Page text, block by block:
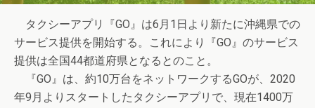
タクシーアプリ『GO』は6月1日より新たに沖縄県での
サービス提供を開始する。これにより『GO』のサービス
提供は全国44都道府県となるとのこと。
『GO』は、約10万台をネットワークするGOが、2020
年9月よりスタートしたタクシーアプリで、現在1400万